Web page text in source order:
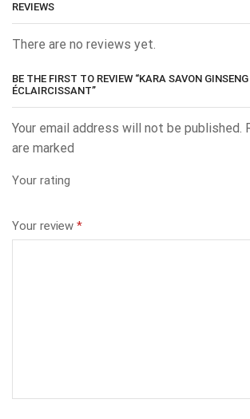
REVIEWS
There are no reviews yet.
BE THE FIRST TO REVIEW “KARA SAVON
ÉCLAIRCISSANT”
Your email address will not be published.
are marked
Your rating
Your review *